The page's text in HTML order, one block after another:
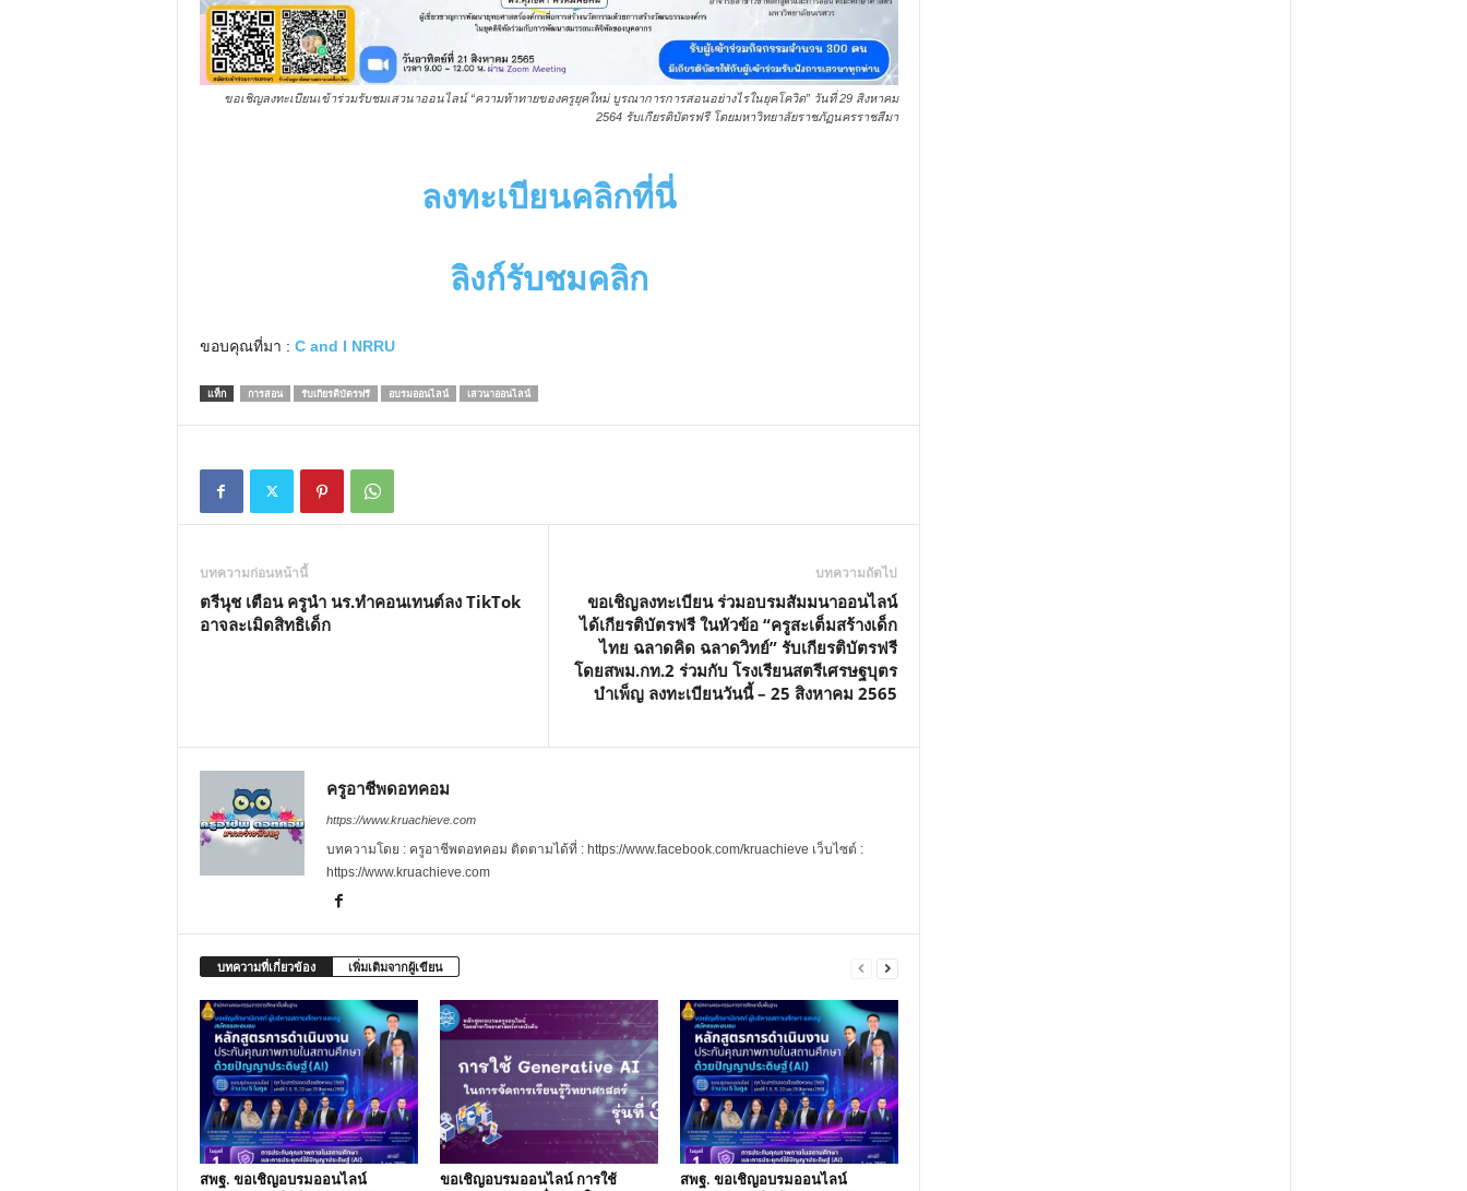
ขอเชิญลงทะเบียนเข้าร่วมรับชมเสวนาออนไลน์ “ความท้าทายของครูยุคใหม่ บูรณาการการสอนอย่างไรในยุคโควิด” วันที่ 29 สิงหาคม
2564 รับเกียรติบัตรฟรี โดยมหาวิทยาลัยราชภัฏนครราชสีมา
ลงทะเบียนคลิกที่นี่
ลิงก์รับชมคลิก
ขอบคุณที่มา : C and I NRRU
แท็ก การสอน รับเกียรติบัตรฟรี อบรมออนไลน์ เสวนาออนไลน์
บทความก่อนหน้านี้
ตรีนุช เตือน ครูนำ นร.ทำคอนเทนต์ลง TikTok
อาจละเมิดสิทธิเด็ก
บทความถัดไป
ขอเชิญลงทะเบียน ร่วมอบรมสัมมนาออนไลน์
ได้เกียรติบัตรฟรี ในหัวข้อ “ครูสะเต็มสร้างเด็ก
ไทย ฉลาดคิด ฉลาดวิทย์” รับเกียรติบัตรฟรี
โดยสพม.กท.2 ร่วมกับ โรงเรียนสตรีเศรษฐบุตร
บำเพ็ญ ลงทะเบียนวันนี้ – 25 สิงหาคม 2565
ครูอาชีพดอทคอม
https://www.kruachieve.com
บทความโดย : ครูอาชีพดอทคอม ติดตามได้ที่ : https://www.facebook.com/kruachieve เว็บไซต์ :
https://www.kruachieve.com
บทความที่เกี่ยวข้อง เพิ่มเติมจากผู้เขียน
สพฐ. ขอเชิญอบรมออนไลน์
ขอเชิญอบรมออนไลน์ การใช้
สพฐ. ขอเชิญอบรมออนไลน์